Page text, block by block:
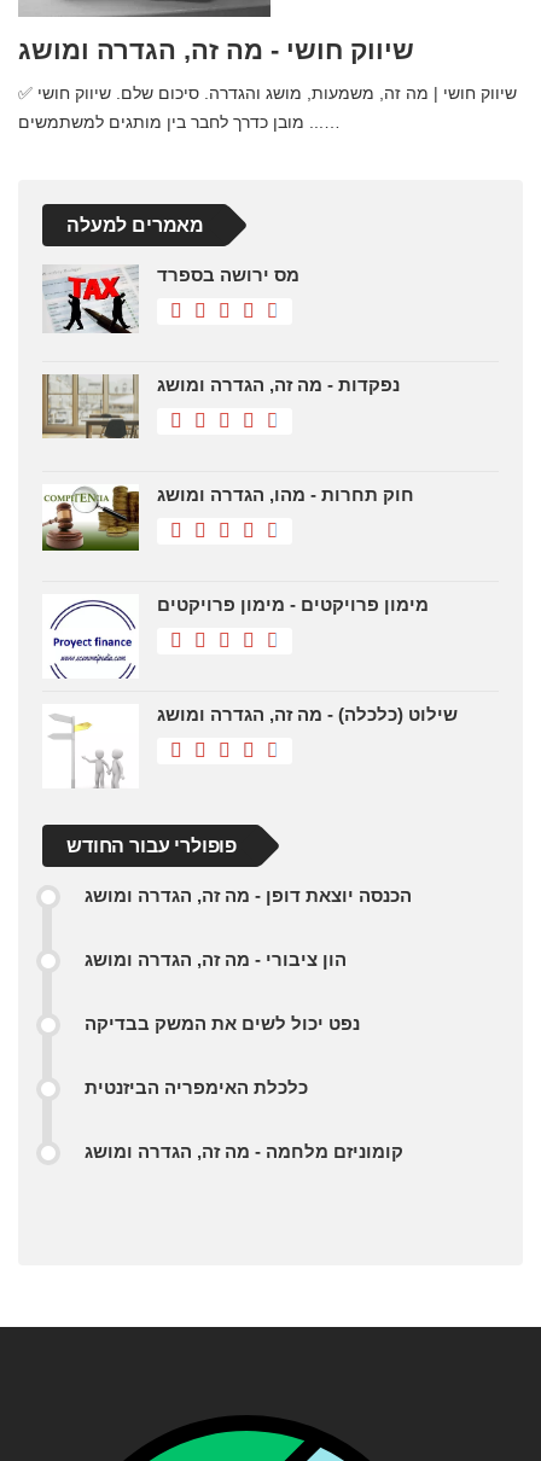
שיווק חושי - מה זה, הגדרה ומושג
✅ שיווק חושי | מה זה, משמעות, מושג והגדרה. סיכום שלם. שיווק חושי
מובן כדרך לחבר בין מותגים למשתמשים ...…
מאמרים למעלה
מס ירושה בספרד
נפקדות - מה זה, הגדרה ומושג
חוק תחרות - מהו, הגדרה ומושג
מימון פרויקטים - מימון פרויקטים
שילוט (כלכלה) - מה זה, הגדרה ומושג
פופולרי עבור החודש
הכנסה יוצאת דופן - מה זה, הגדרה ומושג
הון ציבורי - מה זה, הגדרה ומושג
נפט יכול לשים את המשק בבדיקה
כלכלת האימפריה הביזנטית
קומוניזם מלחמה - מה זה, הגדרה ומושג